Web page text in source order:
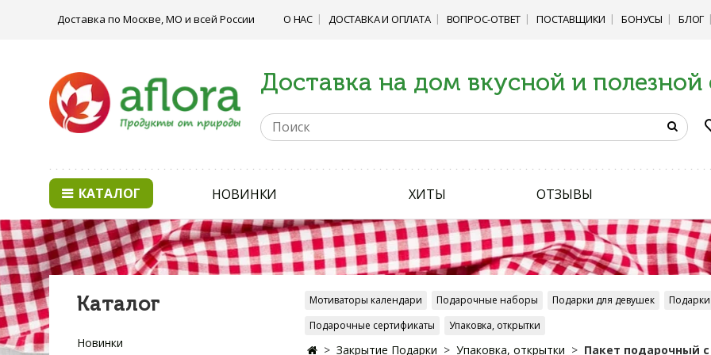
Доставка по Москве, МО и всей России О НАС ДОСТАВКА И ОПЛАТА ВОПРОС-ОТВЕТ ПОСТАВЩИКИ БОНУСЫ БЛОГ
Доставка на дом вкусной и полезной
КАТАЛОГ НОВИНКИ ХИТЫ ОТЗЫВЫ
Мотиваторы календари Подарочные наборы Подарки для девушек
Подарочные сертификаты
Упаковка, открытки
Закрытие Подарки Упаковка, открытки Пакет подарочный
Каталог
Новинки